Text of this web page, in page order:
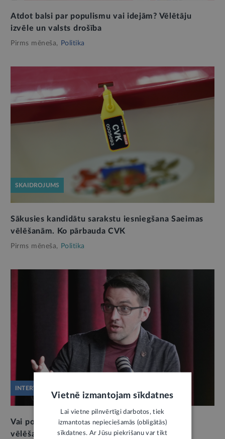
Atdot balsi par populismu vai idejām? Vēlētāju
izvēle un valsts drošība
Pirms mēneša, Politika
SKAIDROJUMS
Sākusies kandidātu sarakstu iesniegšana Saeimas
vēlēšanām. Ko pārbauda CVK
Pirms mēneša, Politika
INTERVIJA
Vai politiskie uzskati vienmēr nosaka izvēli
vēlēšanās? Pētījums atklāj pretrunīgu ainu
Vietnē izmantojam sīkdatnes
Lai vietne pilnvērtīgi darbotos, tiek
izmantotas nepieciešamās (obligātās)
sīkdatnes. Ar Jūsu piekrišanu var tikt